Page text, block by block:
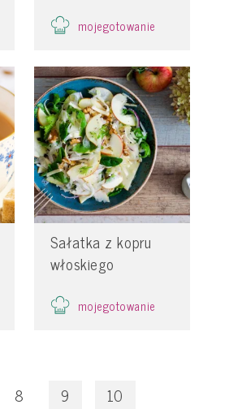
mojegotowanie
Sałatka z kopru
włoskiego
mojegotowanie
8 9
10